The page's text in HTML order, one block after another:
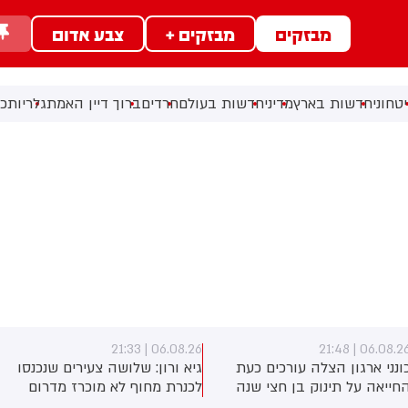
מבזקים מבזקים + צבע אדום
חדשות בארץמדיניחדשות בעולםחרדיםברוך דיין האמתגלריות
06.08.26 |
ורון: שלושה צעירים שנכנסו
לכנרת מחוף לא מוכרז מדרום
06.08.26 | 21:29
במהלך ריאיון עם נשיא איראן
פ׳זשכיאן, הוא סיפר: “כשהייתי